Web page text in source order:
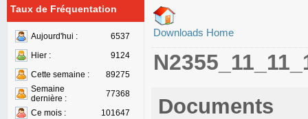
Taux de Fréquentation
Aujourd'hui :
6537
Hier :
9124
Cette semaine :
89275
Semaine
dernière :
77368
Ce mois :
101647
Downloads Home
Documents